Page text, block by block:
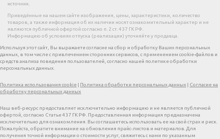
источник.
Приведённые на нашем сайте изображения, цены, характеристики, количество
товаров, а также информация об их наличии носят ознакомительный характер и не
являются публичной офертой согласно п. 2 ст. 437 ГК РФ.
Информацию об условиях отпуска (реализации) уточняйте у продавца.
Используя этот сайт, Вы выражаете согласие на сбор и обработку Ваших персональных
данных, в том числе с привлечением сторонних сервисов, с применением cookie-файлов и
средств анализа поведения пользователей, согласно нашей политике обработки
персональных данных.
Политика использования cookie | Политика обработки персональных данных | Согласие на
обработку персональных данных
Наш веб-ресурс предоставляет исключительно информацию и не является публичной
офертой, согласно Статье 437 ГК РФ. Предоставленная информация предназначена
исключительно для ознакомления. Вы соглашаетесь использовать ее на свой страх и риск.
Пожалуйста, обратите внимание на обновления прайс-листов и материалов. Для
получения точной информации о стоимости услуг, свяжитесь с нами по указанным